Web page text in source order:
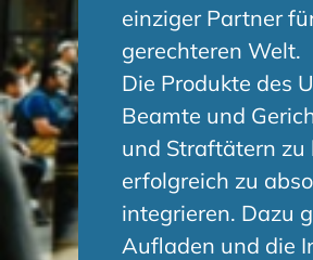
einziger Partner
gerechteren Welt.
Die Produkte des
Beamte und
und Straftätern
erfolgreich zu
integrieren. Dazu
Aufladen und die